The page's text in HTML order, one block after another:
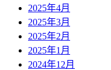
2025年4月
2025年3月
2025年2月
2025年1月
2024年12月